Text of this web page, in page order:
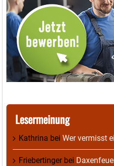
Lesermeinung
Kathrina bei Wer vermisst
Friebertingerbei